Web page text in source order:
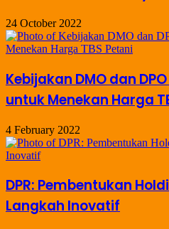
24 October 2022
Kebijakan DMO dan
untuk Menekan Harga
4 February 2022
DPR: Pembentukan
Langkah Inovatif